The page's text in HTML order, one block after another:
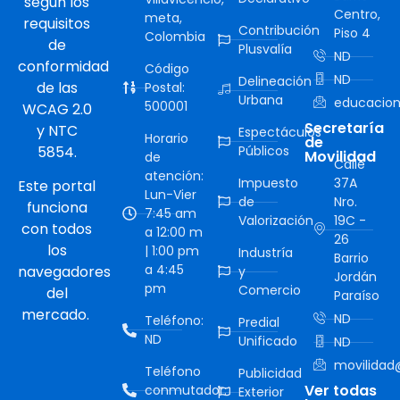
requisitos
de
conformidad
de las
WCAG 2.0
y NTC
5854.
Este portal
funciona
con todos
los
navegadores
del
mercado.
meta,
Colombia
Código
Postal:
500001
Horario
de
atención:
Lun-Vier
7:45 am
a 12:00 m
| 1:00 pm
a 4:45
pm
Teléfono:
ND
Teléfono
conmutador:
Contribución
Plusvalía
Delineación
Urbana
Espectáculos
Públicos
Impuesto
de
Valorización
Industría
y
Comercio
Predial
Unificado
Publicidad
Exterior
Centro,
Piso 4
ND
ND
Secretaría
de
Movilidad
Calle
37A
Nro.
19C -
26
Barrio
Jordán
Paraíso
ND
ND
Ver todas